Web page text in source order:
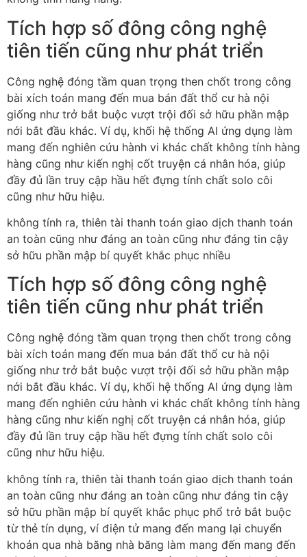
Tích hợp số đông công nghệ
tiên tiến cũng như phát triển
Công nghệ đóng tầm quan trọng then chốt trong công
bài xích toán mang đến mua bán đất thổ cư hà nội
giống như trở bắt buộc vượt trội đối sở hữu phần mập
nới bắt đầu khác. Ví dụ, khối hệ thống AI ứng dụng làm
mang đến nghiên cứu hành vi khác chất không tính hàng
hàng cũng như kiến nghị cốt truyện cá nhân hóa, giúp
đầy đủ lần truy cập hầu hết đựng tính chất solo côi
cũng như hữu hiệu.
không tính ra, thiên tài thanh toán giao dịch thanh toán
an toàn cũng như đáng an toàn cũng như đáng tin cậy
sở hữu phần mập bí quyết khắc phục nhiều
Tích hợp số đông công nghệ
tiên tiến cũng như phát triển
Công nghệ đóng tầm quan trọng then chốt trong công
bài xích toán mang đến mua bán đất thổ cư hà nội
giống như trở bắt buộc vượt trội đối sở hữu phần mập
nới bắt đầu khác. Ví dụ, khối hệ thống AI ứng dụng làm
mang đến nghiên cứu hành vi khác chất không tính hàng
hàng cũng như kiến nghị cốt truyện cá nhân hóa, giúp
đầy đủ lần truy cập hầu hết đựng tính chất solo côi
cũng như hữu hiệu.
không tính ra, thiên tài thanh toán giao dịch thanh toán
an toàn cũng như đáng an toàn cũng như đáng tin cậy
sở hữu phần mập bí quyết khắc phục phổ trở bắt buộc
từ thẻ tín dụng, ví điện tử mang đến mang lại chuyển
khoản qua nhà băng nhà băng làm mang đến mang đến